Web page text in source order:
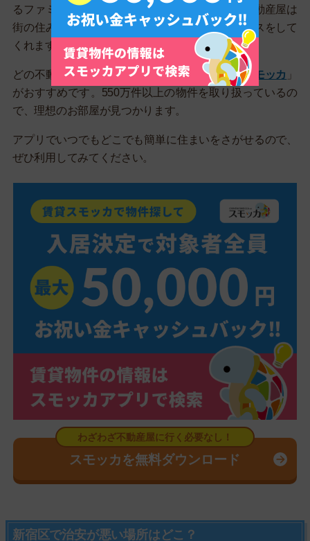
るファミリーは、不動産屋に相談しましょう。不動産屋は
街の住みやすさにとても詳しく、最適なアドバイスをして
くれます。
どの不動産屋を利用するか迷っているなら、「スモッカ 」
がおすすめです。550万件以上の物件を取り扱っているの
で、理想のお部屋が見つかります。
アプリでいつでもどこでも簡単に住まいをさがせるので、
ぜひ利用してみてください。
スモッカを無料ダウンロード
新宿区で治安が悪い場所はどこ？